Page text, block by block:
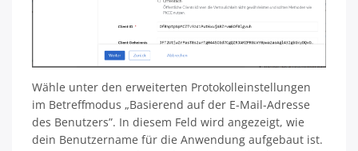
Wähle unter den erweiterten Protokolleinstellungen
im Betreffmodus „Basierend auf der E-Mail-Adresse
des Benutzers”. In diesem Feld wird angezeigt, wie
dein Benutzername für die Anwendung aufgebaut ist.